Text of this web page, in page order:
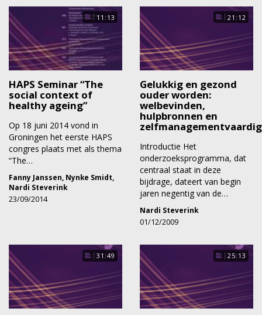
11:13
HAPS Seminar “The
social context of
healthy ageing”
Op 18 juni 2014 vond in
Groningen het eerste HAPS
congres plaats met als thema
“The…
Fanny Janssen Nynke Smidt
Nardi Steverink
23/09/2014
21:12
Gelukkig en gezond
ouder worden:
welbevinden,
hulpbronnen en
Introductie Het
onderzoeksprogramma, dat
centraal staat in deze
bijdrage, dateert van begin
jaren negentig van de…
Nardi Steverink
01/12/2009
31:49 25:13